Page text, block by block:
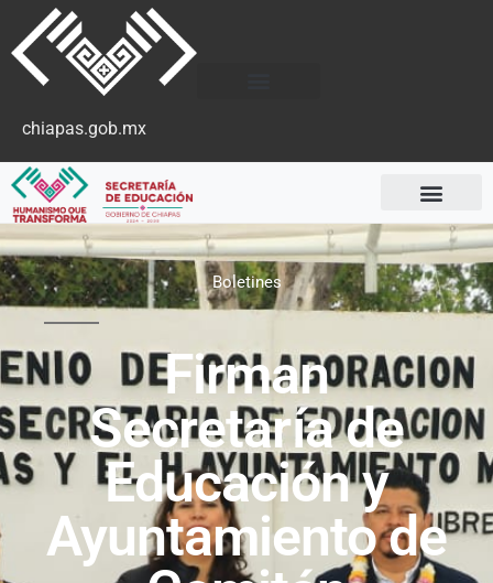
chiapas.gob.mx
Boletines
Firman
Secretaría de
Educación y
Ayuntamiento de